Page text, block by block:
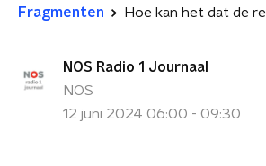
Fragmenten
NOS Radio 1 Journaal
NOS
12 juni 2024 06:00 - 09:30